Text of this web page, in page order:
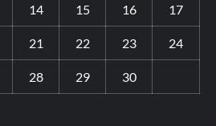
14 15 16 17
21 22 23 24
28 29 30